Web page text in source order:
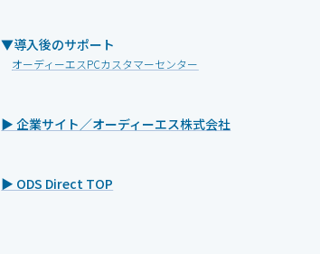
▼導入後のサポート
オーディーエスPCカスタマーセンター
▶ 企業サイト／オーディーエス株式会社
▶ ODS Direct TOP